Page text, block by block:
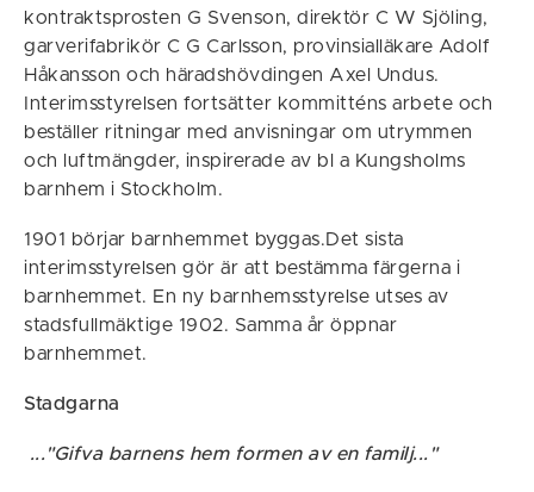
kontraktsprosten G Svenson, direktör C W Sjöling,
garverifabrikör C G Carlsson, provinsialläkare Adolf
Håkansson och häradshövdingen Axel Undus.
Interimsstyrelsen fortsätter kommitténs arbete och
beställer ritningar med anvisningar om utrymmen
och luftmängder, inspirerade av bl a Kungsholms
barnhem i Stockholm.
1901 börjar barnhemmet byggas.Det sista
interimsstyrelsen gör är att bestämma färgerna i
barnhemmet. En ny barnhemsstyrelse utses av
stadsfullmäktige 1902. Samma år öppnar
barnhemmet.
Stadgarna
..."Gifva barnens hem formen av en familj..."